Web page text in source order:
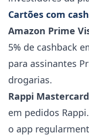
Cartões com
Amazon Prime
5% de cashback
para assinantes
drogarias.
Rappi
em pedidos
o app